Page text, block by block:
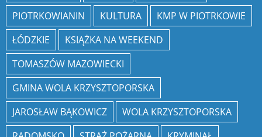
PIOTRKOWIANIN
KULTURA
KMP W PIOTRKOWIE
ŁÓDZKIE
KSIĄŻKA NA WEEKEND
TOMASZÓW MAZOWIECKI
GMINA WOLA KRZYSZTOPORSKA
JAROSŁAW BĄKOWICZ
WOLA KRZYSZTOPORSKA